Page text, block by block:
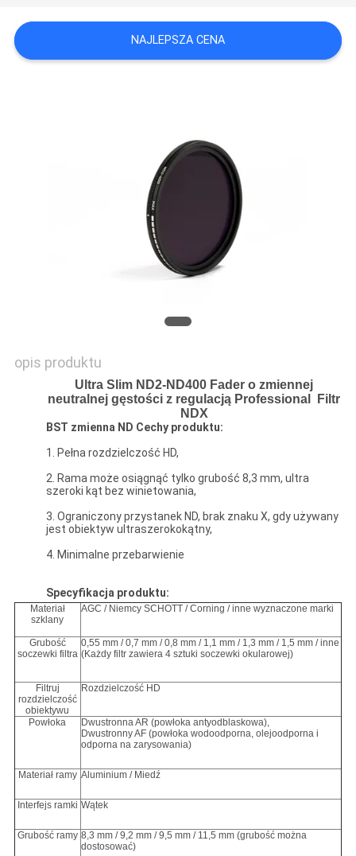
WYCENĘ
NAJLEPSZA CENA
opis produktu
Ultra Slim ND2-ND400 Fader o zmiennej
neutralnej gęstości z regulacją Professional
Filtr
NDX
BST zmienna ND Cechy produktu:
1. Pełna rozdzielczość HD,
2. Rama może osiągnąć tylko grubość 8,3 mm, ultra
szeroki kąt bez winietowania,
3. Ograniczony przystanek ND, brak znaku X, gdy używany
jest obiektyw ultraszerokokątny,
4. Minimalne przebarwienie
Specyfikacja produktu:
Materiał
szklany
AGC / Niemcy SCHOTT / Corning / inne wyznaczone marki
Grubość
soczewki filtra
0,55 mm / 0,7 mm / 0,8 mm / 1,1 mm / 1,3 mm / 1,5 mm / inne
(Każdy filtr zawiera 4 sztuki soczewki okularowej)
Filtruj
rozdzielczość
obiektywu
Rozdzielczość HD
Powłoka
Dwustronna AR (powłoka antyodblaskowa),
Dwustronny AF (powłoka wodoodporna, olejoodporna i
odporna na zarysowania)
Materiał ramy Aluminium / Miedź
Interfejs ramki Wątek
Grubość ramy 8,3 mm / 9,2 mm / 9,5 mm / 11,5 mm (grubość można
dostosować)